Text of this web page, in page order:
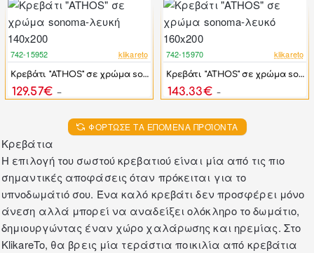
-17%
742-15952 klikareto
Κρεβάτι "ATHOS" σε χρώμα sonoma-λευκή 140x200
129.57€
-17%
742-15970 klikareto
Κρεβάτι "ATHOS" σε χρώμα sonoma-λευκό 160x200
143.33€
ΦΌΡΤΩΣΕ ΤΑ ΕΠΌΜΕΝΑ ΠΡΟΪΌΝΤΑ
Κρεβάτια
Η επιλογή του σωστού κρεβατιού είναι μία από τις πιο
σημαντικές αποφάσεις όταν πρόκειται για το
υπνοδωμάτιό σου. Ένα καλό κρεβάτι δεν προσφέρει μόνο
άνεση αλλά μπορεί να αναδείξει ολόκληρο το δωμάτιο,
δημιουργώντας έναν χώρο χαλάρωσης και ηρεμίας. Στο
KlikareTo, θα βρεις μία τεράστια ποικιλία από κρεβάτια